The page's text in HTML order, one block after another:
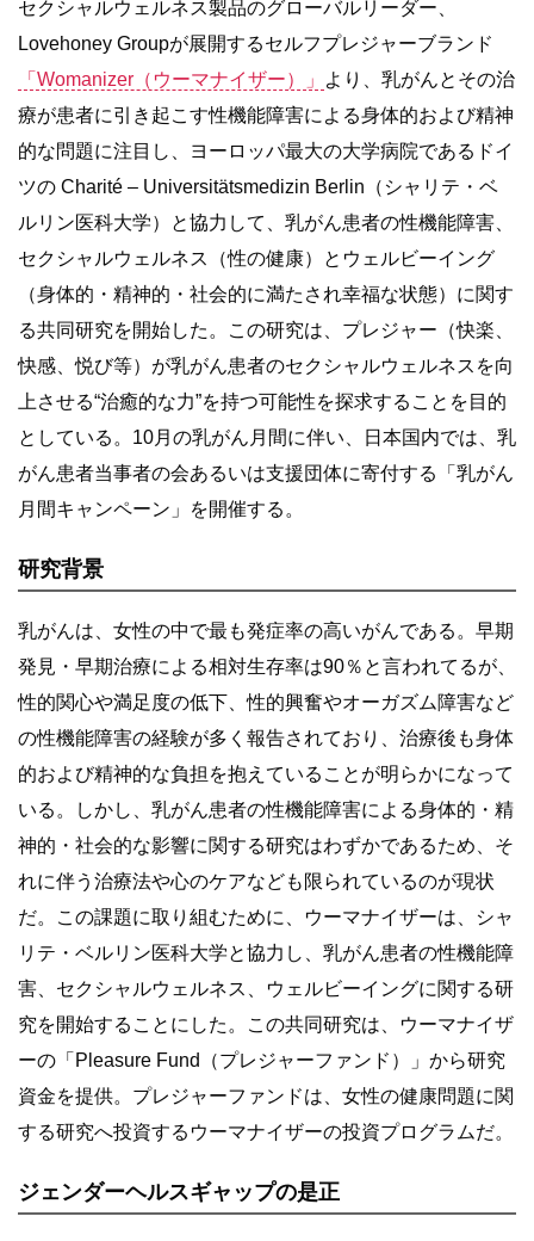
セクシャルウェルネス製品のグローバルリーダー、
Lovehoney Groupが展開するセルフプレジャーブランド
「Womanizer（ウーマナイザー）」
より、乳がんとその治
療が患者に引き起こす性機能障害による身体的および精神
的な問題に注目し、ヨーロッパ最大の大学病院であるドイ
ツの Charité – Universitätsmedizin Berlin（シャリテ・ベ
ルリン医科大学）と協力して、乳がん患者の性機能障害、
セクシャルウェルネス（性の健康）とウェルビーイング
（身体的・精神的・社会的に満たされ幸福な状態）に関す
る共同研究を開始した。この研究は、プレジャー（快楽、
快感、悦び等）が乳がん患者のセクシャルウェルネスを向
上させる“治癒的な力”を持つ可能性を探求することを目的
としている。10月の乳がん月間に伴い、日本国内では、乳
がん患者当事者の会あるいは支援団体に寄付する「乳がん
月間キャンペーン」を開催する。
研究背景
乳がんは、女性の中で最も発症率の高いがんである。早期
発見・早期治療による相対生存率は90％と言われてるが、
性的関心や満足度の低下、性的興奮やオーガズム障害など
の性機能障害の経験が多く報告されており、治療後も身体
的および精神的な負担を抱えていることが明らかになって
いる。しかし、乳がん患者の性機能障害による身体的・精
神的・社会的な影響に関する研究はわずかであるため、そ
れに伴う治療法や心のケアなども限られているのが現状
だ。この課題に取り組むために、ウーマナイザーは、シャ
リテ・ベルリン医科大学と協力し、乳がん患者の性機能障
害、セクシャルウェルネス、ウェルビーイングに関する研
究を開始することにした。この共同研究は、ウーマナイザ
ーの「Pleasure Fund（プレジャーファンド）」から研究
資金を提供。プレジャーファンドは、女性の健康問題に関
する研究へ投資するウーマナイザーの投資プログラムだ。
ジェンダーヘルスギャップの是正